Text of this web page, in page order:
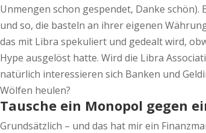
Unmengen schon gespendet, Danke
und so, die basteln an ihrer eigenen
das mit Libra spekuliert und gedealt wird,
Hype ausgelöst hatte. Wird die Libra
natürlich interessieren sich Banken und
Wölfen heulen?
Tausche ein Monopol gegen
Grundsätzlich – und das hat mir ein